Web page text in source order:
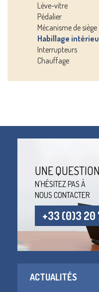
Lève-vitre
Pédalier
Mécanisme de siège
Habillage
Interrupteurs
Chauffage
UNE
N'HÉSITEZ PAS À
NOUS CONTACTER
+33 (0)3 20
ACTUALITÉS